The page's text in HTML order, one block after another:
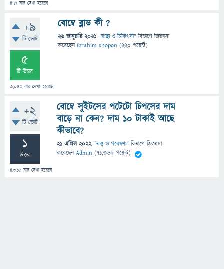
477 বার দেখা হয়েছে
+9
টি ভোট
5
টি উত্তর
3,052বার দেখা হয়েছে
বোম্বে ব্লাড কী ?
26 জানুয়ারি 2021 "স্বাস্থ্য ও চিকিৎসা" বিভাগে জিজ্ঞাসা
করেছেনibrahim shopon (220 পয়েন্ট)
+2
টি ভোট
1
উত্তর
4,315 বার দেখা হয়েছে
বোম্বে সুইটসের পটেটো চিপসের দাম
বাড়ে না কেন? দাম ১০ টাকাই আছে
কীভাবে?
21 এপ্রিল 2022 "তত্ত্ব ও গবেষণা" বিভাগে জিজ্ঞাসা
করেছেনAdmin (71,360 পয়েন্ট)